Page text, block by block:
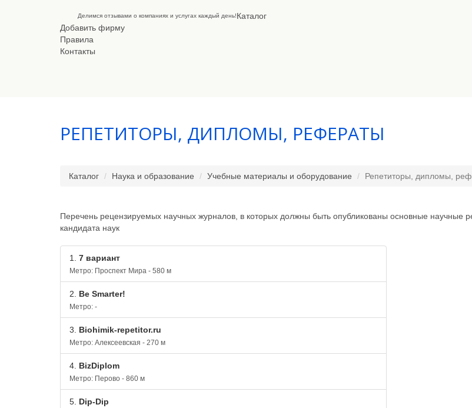
Делимся отзывами о компаниях и услугах каждый день!Каталог
Добавить фирму
Правила
Контакты
РЕПЕТИТОРЫ, ДИПЛОМЫ, РЕФЕРАТЫ
Каталог Наука и образование Учебные материалы и оборудование Репетиторы, дипломы,
Перечень рецензируемых научных журналов, в которых должны быть опубликованы основные научные
кандидата наук
1. 7 вариант
Метро: Проспект Мира - 580 м
2. Be Smarter!
Метро: -
3. Biohimik-repetitor.ru
Метро: Алексеевская - 270 м
4. BizDiplom
Метро: Перово - 860 м
5. Dip-Dip